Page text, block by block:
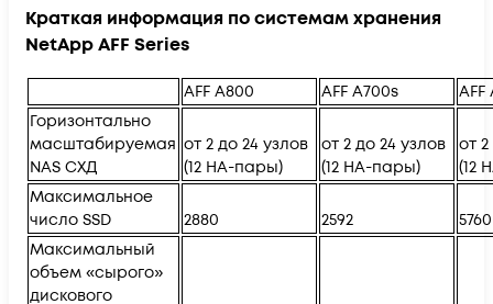
Краткая информация по системам хранения
NetApp AFF Series
AFF A800 AFF A700s
AFF
Горизонтально
масштабируемая
NAS СХД
от 2 до 24 узлов
(12 HA-пары)
от 2 до 24 узлов
(12 HA-пары)
от
(12
Максимальное
число SSD
2880 2592
5760
Максимальный
объем «сырого»
дискового